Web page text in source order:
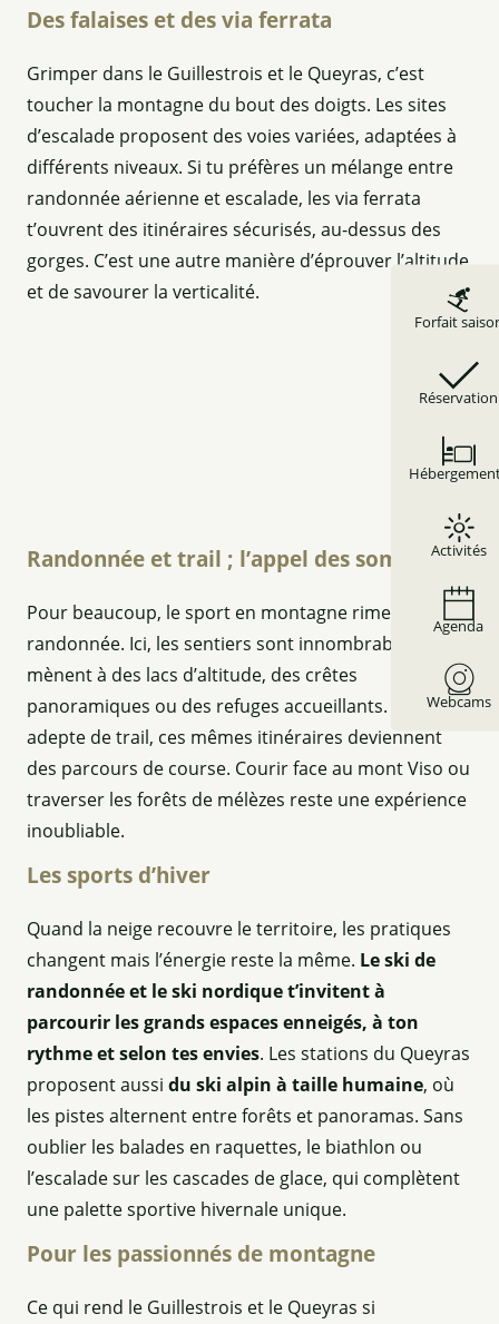
Forfait
Réservation
Activités
Agenda
Webcams
Des falaises et des via ferrata
Grimper dans le Guillestrois et le Queyras, c’est
toucher la montagne du bout des doigts. Les sites
d’escalade proposent des voies variées, adaptées à
différents niveaux. Si tu préfères un mélange entre
randonnée aérienne et escalade, les via ferrata
t’ouvrent des itinéraires sécurisés, au-dessus des
gorges. C’est une autre manière d’éprouver l’altitude
et de savourer la verticalité.
Randonnée et trail ; l’appel des sommets
Pour beaucoup, le sport en montagne rime avec
randonnée. Ici, les sentiers sont innombrables et
mènent à des lacs d’altitude, des crêtes
panoramiques ou des refuges accueillants. Si tu es
adepte de trail, ces mêmes itinéraires deviennent
des parcours de course. Courir face au mont Viso ou
traverser les forêts de mélèzes reste une expérience
inoubliable.
Les sports d’hiver
Quand la neige recouvre le territoire, les pratiques
changent mais l’énergie reste la même. Le ski de
randonnée et le ski nordique t’invitent à
parcourir les grands espaces enneigés, à ton
rythme et selon tes envies. Les stations du Queyras
proposent aussi du ski alpin à taille humaine, où
les pistes alternent entre forêts et panoramas. Sans
oublier les balades en raquettes, le biathlon ou
l’escalade sur les cascades de glace, qui complètent
une palette sportive hivernale unique.
Pour les passionnés de montagne
Ce qui rend le Guillestrois et le Queyras si